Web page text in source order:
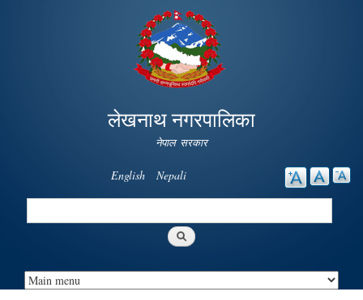
main
content
लेखनाथ नगरपालिका
नेपाल सरकार
English Nepali
Search